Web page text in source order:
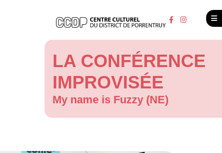
LA CONFÉRENCE
IMPROVISÉE
My name is Fuzzy (NE)